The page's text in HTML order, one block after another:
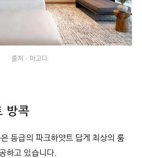
출처 - 아고다
방콕
등급의 파크하얏트 답게 최상의 룸
하고 있습니다.